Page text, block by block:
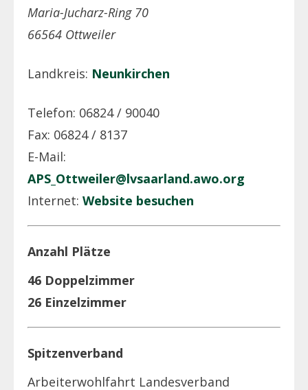
Maria-Jucharz-Ring 70
66564 Ottweiler
Landkreis: Neunkirchen
Telefon: 06824 / 90040
Fax: 06824 / 8137
E-Mail:
APS_Ottweiler@lvsaarland.awo.org
Internet: Website besuchen
Anzahl Plätze
46 Doppelzimmer
26 Einzelzimmer
Spitzenverband
Arbeiterwohlfahrt Landesverband